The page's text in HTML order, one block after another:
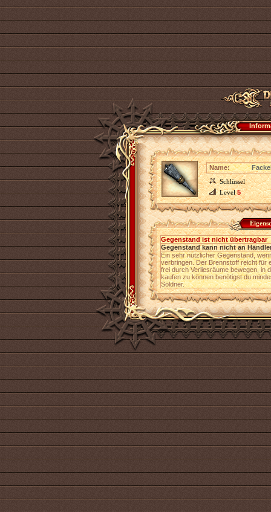
Name:
Schlüssel
Level5
Gegenstand ist nicht übertragbar
Gegenstand kann nicht an
Ein sehr nützlicher Gegenstand,
verbringen. Der Brennstoff reicht für
frei durch Verliesräume bewegen, in
kaufen zu können benötigst du
Söldner.